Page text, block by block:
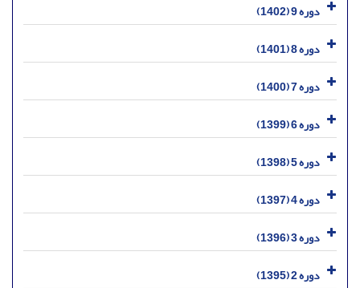
دوره 9 (1402)
دوره 8 (1401)
دوره 7 (1400)
دوره 6 (1399)
دوره 5 (1398)
دوره 4 (1397)
دوره 3 (1396)
دوره 2 (1395)